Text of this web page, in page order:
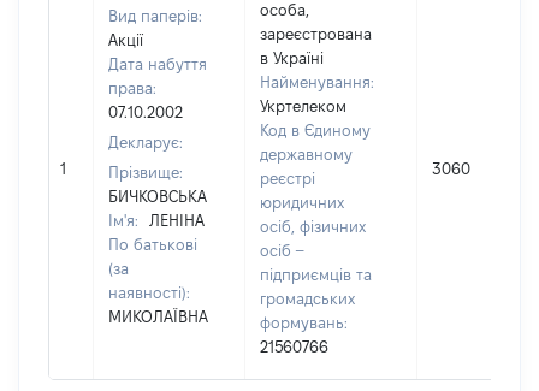
1
Вид паперів:
Акції
Дата набуття
права:
07.10.2002
Декларує:
Прізвище:
БИЧКОВСЬКА
Ім'я:
ЛЕНІНА
По батькові
(за
наявності):
МИКОЛАЇВНА
особа,
зареєстрована
в Україні
Найменування:
Укртелеком
Код в Єдиному
державному
реєстрі
юридичних
осіб, фізичних
осіб –
підприємців та
громадських
формувань:
21560766
3060